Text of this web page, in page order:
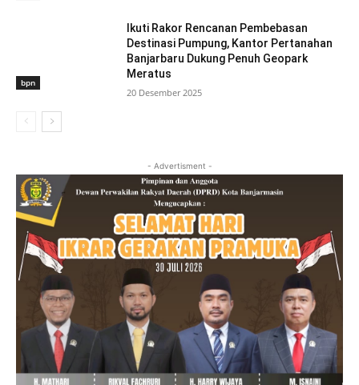
bpn
Ikuti Rakor Rencanan Pembebasan
Destinasi Pumpung, Kantor Pertanahan
Banjarbaru Dukung Penuh Geopark
Meratus
20 Desember 2025
- Advertisment -